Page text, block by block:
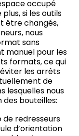
occupé
si les outils
être changés,
nous
sans
manuel pour les
formats, ce qui
les arrêts
de
lesquelles nous
bouteilles:
de redresseurs
d’orientation